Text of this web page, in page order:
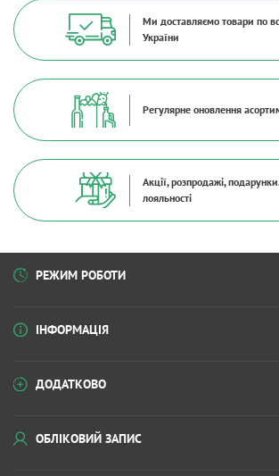
Ми доставляємо товари по
України
Регулярне оновлення
Акції, розпродажі,
лояльності
РЕЖИМ РОБОТИ
ІНФОРМАЦІЯ
ДОДАТКОВО
ОБЛІКОВИЙ ЗАПИС